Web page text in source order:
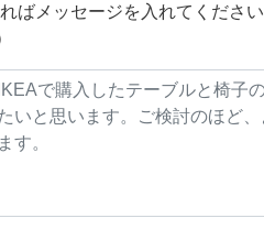
ばメッセージを入れてください